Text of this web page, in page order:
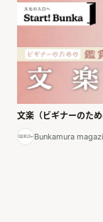
文楽（ビギナーのため
Bunkamura